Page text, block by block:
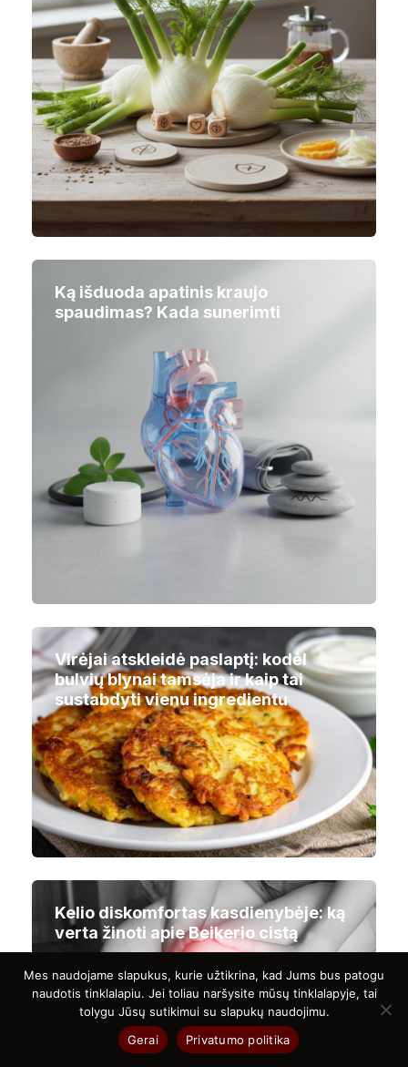
Ką išduoda apatinis kraujo
spaudimas? Kada sunerimti
Virėjai atskleidė paslaptį: kodėl
bulvių blynai tamsėja ir kaip tai
sustabdyti vienu ingredientu
Kelio diskomfortas kasdienybėje: ką
verta žinoti apie Beikerio cistą
Mes naudojame slapukus, kurie užtikrina, kad Jums bus patogu
naudotis tinklalapiu. Jei toliau naršysite mūsų tinklalapyje, tai
tolygu Jūsų sutikimui su slapukų naudojimu.
Gerai
Privatumo politika